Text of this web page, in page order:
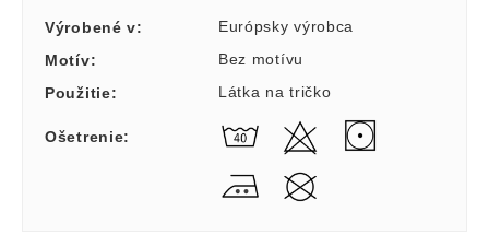
Výrobené v:
Európsky výrobca
Motív:
Bez motívu
Použitie: Látka na tričko
Ošetrenie: